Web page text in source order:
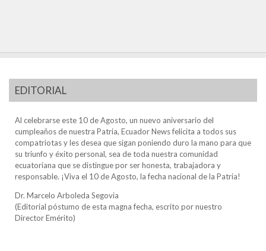
EDITORIAL
Al celebrarse este 10 de Agosto, un nuevo aniversario del
cumpleaños de nuestra Patria, Ecuador News felicita a todos sus
compatriotas y les desea que sigan poniendo duro la mano para que
su triunfo y éxito personal, sea de toda nuestra comunidad
ecuatoriana que se distingue por ser honesta, trabajadora y
responsable. ¡Viva el 10 de Agosto, la fecha nacional de la Patria!
Dr. Marcelo Arboleda Segovia
(Editorial póstumo de esta magna fecha, escrito por nuestro
Director Emérito)